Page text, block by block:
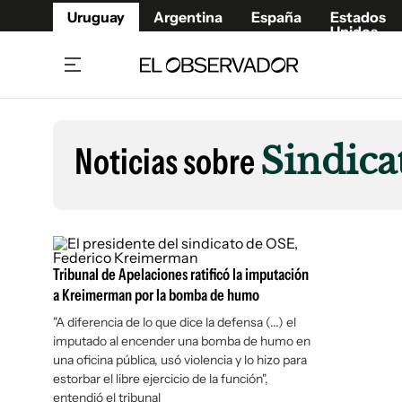
Uruguay Argentina España
Estados
Unidos
Beneficios Member
Café y Negocios
Economía y Empresas
Agro
Brand Studio
Mundo
Cultura y Espectáculos
Noticias sobre
Tribunal de Apelaciones ratificó la imputación
a Kreimerman por la bomba de humo
"A diferencia de lo que dice la defensa (...) el
imputado al encender una bomba de humo en
una oficina pública, usó violencia y lo hizo para
estorbar el libre ejercicio de la función",
entendió el tribunal